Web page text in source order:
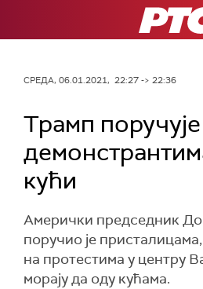
РТС
СРЕДА, 06.01.2021, 22:27 -> 22:36
Трамп поручује
кући
Амерички председник
поручио је
на протестима у центру
морају да оду кућама.